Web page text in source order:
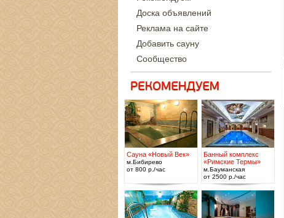
Доска объявлений
Реклама на сайте
Добавить сауну
Сообщество
Сауна «Новый Век»
м.Бибирево
от 800 р./час
Банный комплекс
«Римские Термы»
м.Бауманская
от 2500 р./час